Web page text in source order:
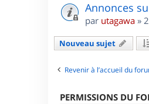
Annonces
par utagawa »
Nouveau sujet
Revenir à l’accueil du
PERMISSIONS DU